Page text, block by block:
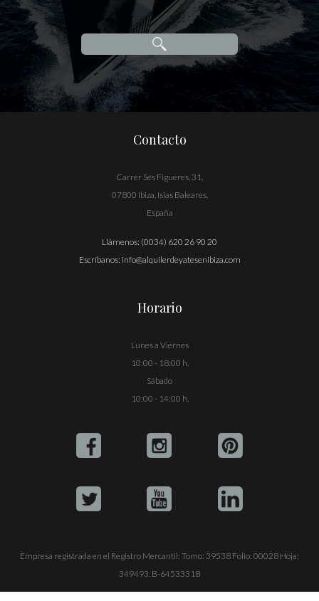
Contacto
Carrer Ses Figueres, 31,
07800 Ibiza, Islas Baleares,
España
Llámenos: (0034) 620 26 90 20
Escríbanos: info@alquilerdeyatesenibiza.com
Horario
Lunes a Viernes
10:00 - 18:00 h.
Sábado
10:00 - 14:00 h.
Empresa registrada en el Registro Mercantil: Tomo: 39538 Folio: 00028 Hoja:
349493. B-64533318